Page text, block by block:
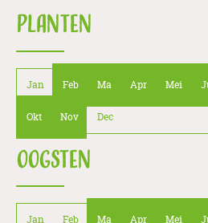
PLANTEN
Jan Feb Ma Apr Mei
Okt Nov Dec
OOGSTEN
Jan Feb Ma Apr Mei